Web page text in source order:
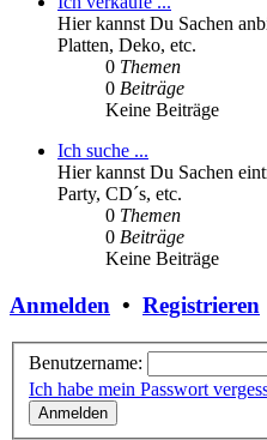
Hier kannst Du Sachen
Platten, Deko, etc.
0 Themen
0 Beiträge
Keine Beiträge
Ich suche ...
Hier kannst Du Sachen
Party, CD´s, etc.
0 Themen
0 Beiträge
Keine Beiträge
Anmelden • Registrieren
Benutzername:
Ich habe mein Passwort